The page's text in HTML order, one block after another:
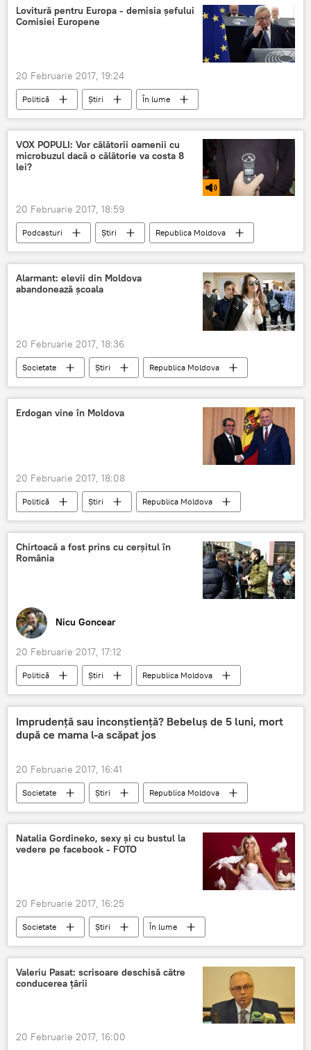
murit
Lovitură pentru Europa - demisia șefului
Comisiei Europene
20 Februarie 2017, 19:24
Politică Știri
În lume
Europa
Jean-Claude Juncker
UE
Demisie
lovitură Juncker
VOX POPULI: Vor călătorii oamenii cu
microbuzul dacă o călătorie va costa 8
lei?
20 Februarie 2017, 18:59
Podcasturi Știri
Republica Moldova
Chișinău
Sputnik Moldova
lei
microbuz
Alarmant: elevii din Moldova
abandonează școala
20 Februarie 2017, 18:36
Societate Știri
Republica Moldova
elevi
Moldova
învăţământ
Chișinău
Bălți
Erdogan vine în Moldova
20 Februarie 2017, 18:08
Politică Știri
Republica Moldova
Turcia
Igor Dodon
Sputnik
viceministru
discuție
Chirtoacă a fost prins cu cerșitul în
România
Nicu Goncear
20 Februarie 2017, 17:12
Politică Știri
Republica Moldova
România
Dorin Chirtoacă
Chirtoacă
Discurs cerșit
Imprudență sau inconștiență? Bebeluș de 5 luni, mort
după ce mama l-a scăpat jos
20 Februarie 2017, 16:41
Societate Știri
Republica Moldova
Rusia
Dondușeni
copil
mama
bebeluș
Natalia Gordineko, sexy și cu bustul la
vedere pe facebook - FOTO
20 Februarie 2017, 16:25
Societate Știri
În lume
Republica Moldova
România
Buzău
Natalia Gordienk
Adrian Ursu
Alex Calancea
Valeriu Pasat: scrisoare deschisă către
conducerea țării
20 Februarie 2017, 16:00